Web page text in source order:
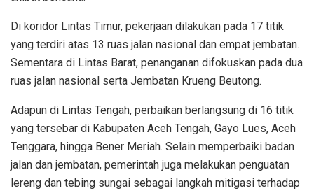
Di koridor Lintas Timur, pekerjaan dilakukan pada 17 titik
yang terdiri atas 13 ruas jalan nasional dan empat jembatan.
Sementara di Lintas Barat, penanganan difokuskan pada dua
ruas jalan nasional serta Jembatan Krueng Beutong.
Adapun di Lintas Tengah, perbaikan berlangsung di 16 titik
yang tersebar di Kabupaten Aceh Tengah, Gayo Lues, Aceh
Tenggara, hingga Bener Meriah. Selain memperbaiki badan
jalan dan jembatan, pemerintah juga melakukan penguatan
lereng dan tebing sungai sebagai langkah mitigasi terhadap